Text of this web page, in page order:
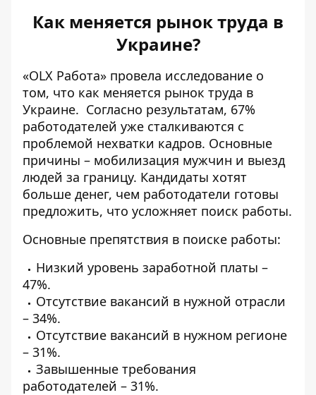
Как меняется рынок труда в
Украине?
«OLX Работа» провела исследование о
том, что как меняется рынок труда в
Украине. Согласно результатам, 67%
работодателей уже сталкиваются с
проблемой нехватки кадров. Основные
причины – мобилизация мужчин и выезд
людей за границу. Кандидаты хотят
больше денег, чем работодатели готовы
предложить, что усложняет поиск работы.
Основные препятствия в поиске работы:
Низкий уровень заработной платы –
47%.
Отсутствие вакансий в нужной отрасли
– 34%.
Отсутствие вакансий в нужном регионе
– 31%.
Завышенные требования
работодателей – 31%.